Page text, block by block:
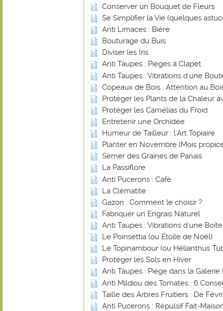
Conserver un Bouquet de Fleurs
Se Simplifier la Vie (quelques
Anti Limaces : Bière
Bouturage du Buis
Diviser les Iris
Anti Taupes : Pièges à Clapet
Anti Taupes : Vibrations d'une
Copeaux de Bois : Attention au
Protéger les Plants de la Chaleur
Protéger les Camélias du Froid
Entretenir une Orchidée
Humeur de Tailleur : l'Art Topiaire
Planter en Novembre (Mois
Semer des Graines de Panais
La Passiflore
Anti Pucerons : Café
La Clématite
Gazon : Comment le choisir ?
Fabriquer un Engrais Naturel
Anti Taupes : Vibrations d'une
Le Poinsettia (ou Étoile de Noël)
Le Topinambour (ou Hélianthus
Protéger les Sols en Hiver
Anti Taupes : Piège dans la Galerie
Anti Mildiou des Tomates : 6
Taille des Arbres Fruitiers : De
Anti Pucerons : Répulsif Fait-